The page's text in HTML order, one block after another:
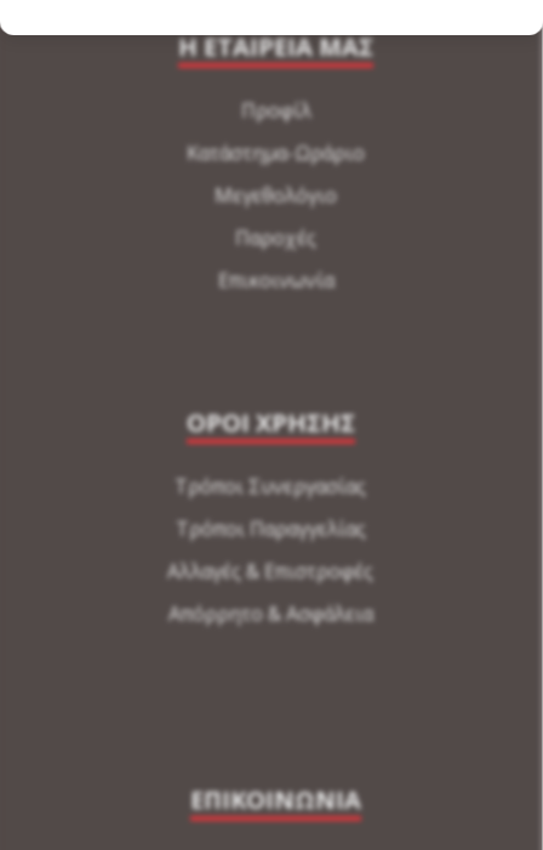
Η ΕΤΑΙΡΕΙΑ ΜΑΣ
Προφίλ
Κατάστημα-Ωράριο
Μεγεθολόγιο
Παροχές
Επικοινωνία
ΟΡΟΙ ΧΡΗΣΗΣ
Τρόποι Συνεργασίας
Τρόποι Παραγγελίας
Αλλαγές & Επιστροφές
Απόρρητο & Ασφάλεια
ΕΠΙΚΟΙΝΩΝΙΑ